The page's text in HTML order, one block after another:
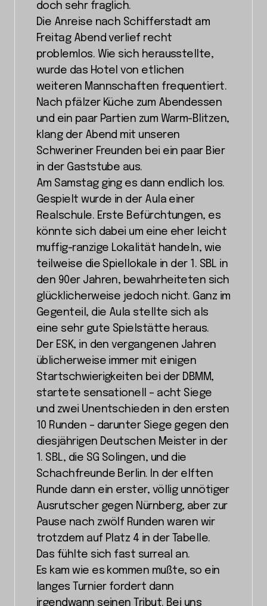
doch sehr fraglich.
Die Anreise nach Schifferstadt am
Freitag Abend verlief recht
problemlos. Wie sich herausstellte,
wurde das Hotel von etlichen
weiteren Mannschaften frequentiert.
Nach pfälzer Küche zum Abendessen
und ein paar Partien zum Warm-Blitzen,
klang der Abend mit unseren
Schweriner Freunden bei ein paar Bier
in der Gaststube aus.
Am Samstag ging es dann endlich los.
Gespielt wurde in der Aula einer
Realschule. Erste Befürchtungen, es
könnte sich dabei um eine eher leicht
muffig-ranzige Lokalität handeln, wie
teilweise die Spiellokale in der 1. SBL in
den 90er Jahren, bewahrheiteten sich
glücklicherweise jedoch nicht. Ganz im
Gegenteil, die Aula stellte sich als
eine sehr gute Spielstätte heraus.
Der ESK, in den vergangenen Jahren
üblicherweise immer mit einigen
Startschwierigkeiten bei der DBMM,
startete sensationell – acht Siege
und zwei Unentschieden in den ersten
10 Runden – darunter Siege gegen den
diesjährigen Deutschen Meister in der
1. SBL, die SG Solingen, und die
Schachfreunde Berlin. In der elften
Runde dann ein erster, völlig unnötiger
Ausrutscher gegen Nürnberg, aber zur
Pause nach zwölf Runden waren wir
trotzdem auf Platz 4 in der Tabelle.
Das fühlte sich fast surreal an.
Es kam wie es kommen mußte, so ein
langes Turnier fordert dann
irgendwann seinen Tribut. Bei uns